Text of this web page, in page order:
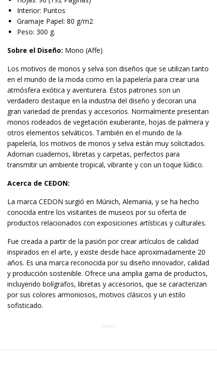
Interior: Puntos
Gramaje Papel: 80 g/m2
Peso: 300 g.
Sobre el Diseño: Mono (Affe)
Los motivos de monos y selva son diseños que se utilizan tanto
en el mundo de la moda como en la papelería para crear una
atmósfera exótica y aventurera. Estos patrones son un
verdadero destaque en la industria del diseño y decoran una
gran variedad de prendas y accesorios. Normalmente presentan
monos rodeados de vegetación exuberante, hojas de palmera y
otros elementos selváticos. También en el mundo de la
papelería, los motivos de monos y selva están muy solicitados.
Adornan cuadernos, libretas y carpetas, perfectos para
transmitir un ambiente tropical, vibrante y con un toque lúdico.
Acerca de CEDON:
La marca CEDON surgió en Múnich, Alemania, y se ha hecho
conocida entre los visitantes de museos por su oferta de
productos relacionados con exposiciones artísticas y culturales.
Fue creada a partir de la pasión por crear artículos de calidad
inspirados en el arte, y existe desde hace aproximadamente 20
años. Es una marca reconocida por su diseño innovador, calidad
y producción sostenible. Ofrece una amplia gama de productos,
incluyendo bolígrafos, libretas y accesorios, que se caracterizan
por sus colores armoniosos, motivos clásicos y un estilo
sofisticado.